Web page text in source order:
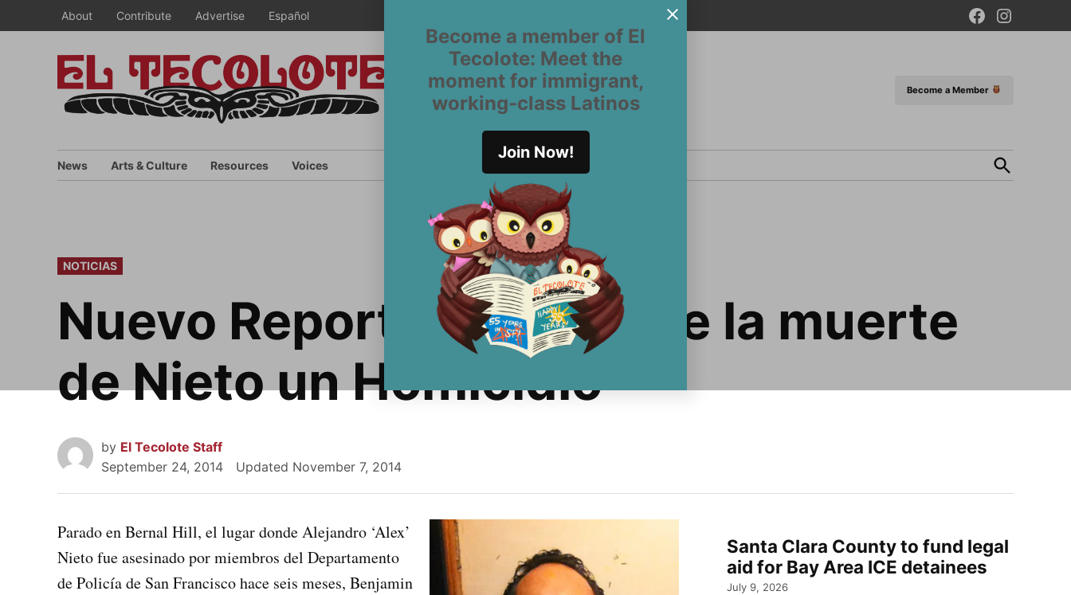
Become a member of El
Tecolote: Meet the
moment for immigrant,
working-class Latinos
Join Now!
to
About Contribute Advertise Español
FacebookInstagram
San
Francisco’s
Become a Member
News Arts & Culture Resources Voices
Open
Search
POSTED
IN
NOTICIAS
Nuevo Reportaje concluye la muerte
de Nieto un Homicidio
by El Tecolote Staff
September 24, 2014
Updated November 7, 2014
Parado en Bernal Hill, el lugar donde Alejandro ‘Alex’
Nieto fue asesinado por miembros del Departamento
de Policía de San Francisco hace seis meses, Benjamin
Santa Clara County to fund legal
aid for Bay Area ICE detainees
July 9, 2026